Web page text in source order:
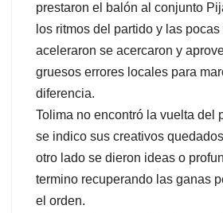
prestaron el balón al conjunto
los ritmos del partido y las
aceleraron se acercaron y
gruesos errores locales para
diferencia.
Tolima no encontró la vuelta del
se indico sus creativos
otro lado se dieron ideas o
termino recuperando las ganas
el orden.